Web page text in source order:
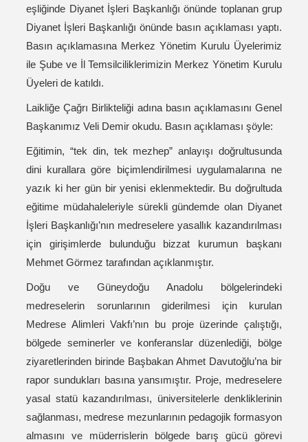
eşliğinde Diyanet İşleri Başkanlığı önünde toplanan grup
Diyanet İşleri Başkanlığı önünde basın açıklaması yaptı.
Basın açıklamasına Merkez Yönetim Kurulu Üyelerimiz
ile Şube ve İl Temsilciliklerimizin Merkez Yönetim Kurulu
Üyeleri de katıldı.
Laikliğe Çağrı Birlikteliği adına basın açıklamasını Genel
Başkanımız Veli Demir okudu. Basın açıklaması şöyle:
Eğitimin, “tek din, tek mezhep” anlayışı doğrultusunda
dini kurallara göre biçimlendirilmesi uygulamalarına ne
yazık ki her gün bir yenisi eklenmektedir. Bu doğrultuda
eğitime müdahaleleriyle sürekli gündemde olan Diyanet
İşleri Başkanlığı’nın medreselere yasallık kazandırılması
için girişimlerde bulunduğu bizzat kurumun başkanı
Mehmet Görmez tarafından açıklanmıştır.
Doğu ve Güneydoğu Anadolu bölgelerindeki
medreselerin sorunlarının giderilmesi için kurulan
Medrese Alimleri Vakfı’nın bu proje üzerinde çalıştığı,
bölgede seminerler ve konferanslar düzenlediği, bölge
ziyaretlerinden birinde Başbakan Ahmet Davutoğlu’na bir
rapor sundukları basına yansımıştır. Proje, medreselere
yasal statü kazandırılması, üniversitelerle denkliklerinin
sağlanması, medrese mezunlarının pedagojik formasyon
almasını ve müderrislerin bölgede barış gücü görevi